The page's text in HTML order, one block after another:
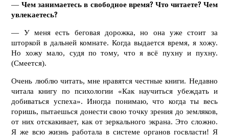
—Чем занимаетесь в свободное время? Что читаете? Чем
увлекаетесь?
— У меня есть беговая дорожка, но она уже стоит за
шторкой в дальней комнате. Когда выдается время, я хожу.
Но хожу мало, судя по тому, что я всё пухну и пухну.
(Смеется).
Очень люблю читать, мне нравятся честные книги. Недавно
читала книгу по психологии «Как научиться убеждать и
добиваться успеха». Иногда понимаю, что когда ты весь
горишь, пытаешься донести свою точку зрения до земляков,
от них отскакивает, как от зеркального экрана. Это сложно.
Я же всю жизнь работала в системе органов госвласти! Я